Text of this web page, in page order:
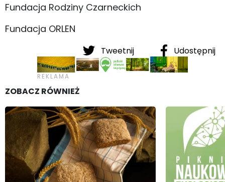
Fundacja Rodziny Czarneckich
Fundacja ORLEN
Tweetnij Udostępnij
ZOBACZ RÓWNIEŻ